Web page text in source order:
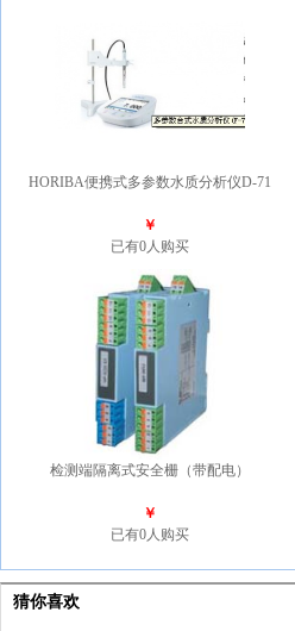
HORIBA便携式多参数水质分析仪D-71
￥
已有0人购买
检测端隔离式安全栅（带配电）
￥
已有0人购买
猜你喜欢